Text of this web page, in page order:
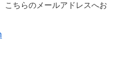
こちらのメールアドレスへお